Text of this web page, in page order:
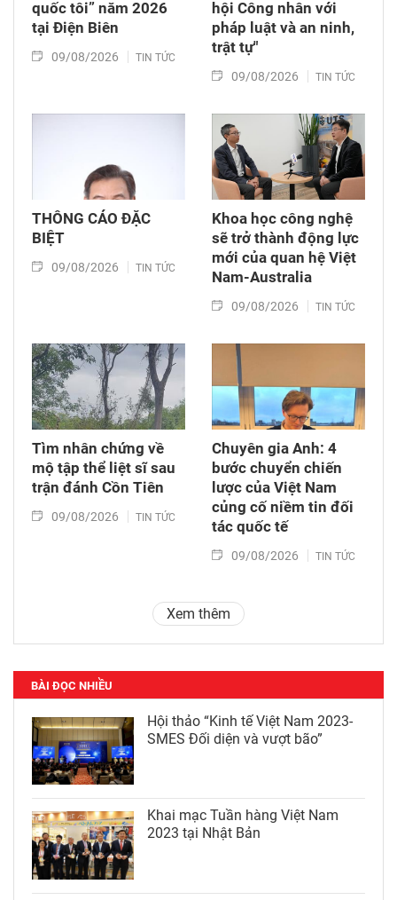
quốc tôi” năm 2026
tại Điện Biên
09/08/2026 TIN TỨC
hội Công nhân với
pháp luật và an ninh,
trật tự"
09/08/2026 TIN TỨC
THÔNG CÁO ĐẶC
BIỆT
09/08/2026 TIN TỨC
Khoa học công nghệ
sẽ trở thành động lực
mới của quan hệ Việt
Nam-Australia
09/08/2026 TIN TỨC
Tìm nhân chứng về
mộ tập thể liệt sĩ sau
trận đánh Cồn Tiên
09/08/2026 TIN TỨC
Chuyên gia Anh: 4
bước chuyển chiến
lược của Việt Nam
củng cố niềm tin đối
tác quốc tế
09/08/2026 TIN TỨC
Xem thêm
BÀI ĐỌC NHIỀU
Hội thảo “Kinh tế Việt Nam 2023-
SMES Đối diện và vượt bão”
Khai mạc Tuần hàng Việt Nam
2023 tại Nhật Bản